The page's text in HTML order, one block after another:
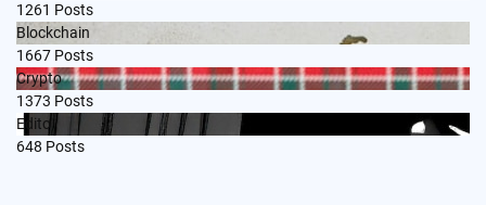
1261 Posts
Blockchain
1667 Posts
Crypto
1373 Posts
Edito
648 Posts